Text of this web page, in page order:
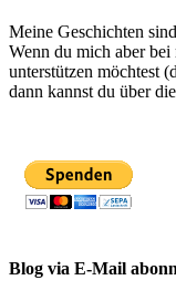
Meine Geschichten
Wenn du mich aber
unterstützen möchtest
dann kannst du über
Blog via E-Mail